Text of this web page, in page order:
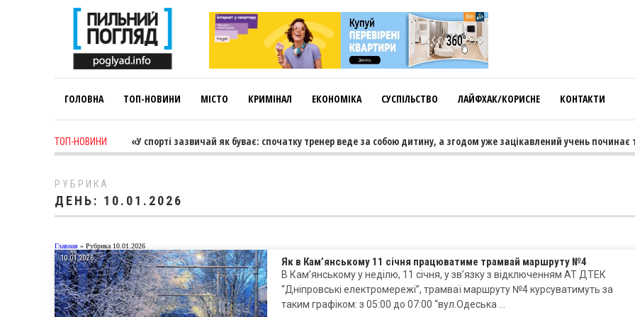
ГОЛОВНА ТОП-НОВИНИ МІСТО КРИМІНАЛ ЕКОНОМІКА СУСПІЛЬСТВО ЛАЙФХАК/КОРИСНЕ КОНТАКТИ
ТОП-НОВИНИ
Лариса Коновалова: «У спорті зазвичай як буває: спочатку тренер веде за собою дитину, а згодом уже зацікавлений учень починає
РУБРИКА
ДЕНЬ: 10.01.2026
Главная » Рубрика 10.01.2026
10.01.2026
Як в Кам’янському 11 січня працюватиме трамвай маршруту №4
В Кам’янському у неділю, 11 січня, у зв’язку з відключенням АТ ДТЕК
“Дніпровські електромережі”, трамваї маршруту №4 курсуватимуть за
таким графіком: з 05:00 до 07:00 “вул.Одеська …